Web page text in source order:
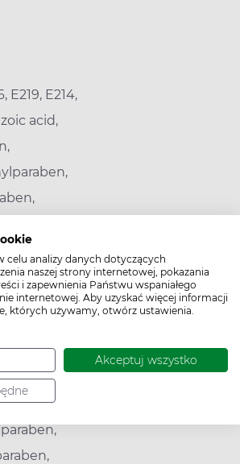
celu analizy danych dotyczących
naszej strony internetowej, pokazania
i zapewnienia Państwu wspaniałego
internetowej. Aby uzyskać więcej informacji
których używamy, otwórz ustawienia.
Akceptuj wszystko
E219, E214,
acid,